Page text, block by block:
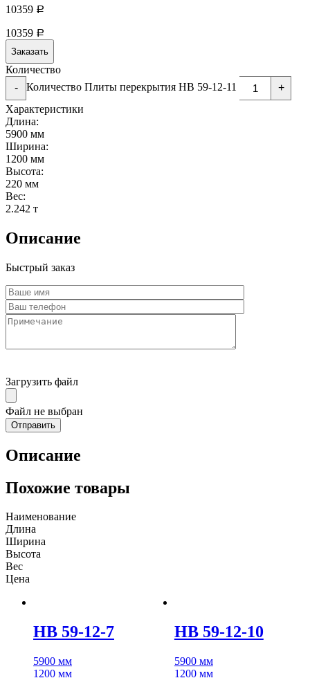
10359 Р
10359 Р
Заказать
Количество
-
Количество Плиты перекрытия НВ 59-12-11
+
Характеристики
Длина:
5900 мм
Ширина:
1200 мм
Высота:
220 мм
Вес:
2.242 т
Описание
Быстрый заказ
Загрузить файл
Файл не выбран
Описание
Похожие товары
Наименование
Длина
Ширина
Высота
Вес
Цена
НВ 59-12-7
5900 мм
1200 мм
НВ 59-12-10
5900 мм
1200 мм